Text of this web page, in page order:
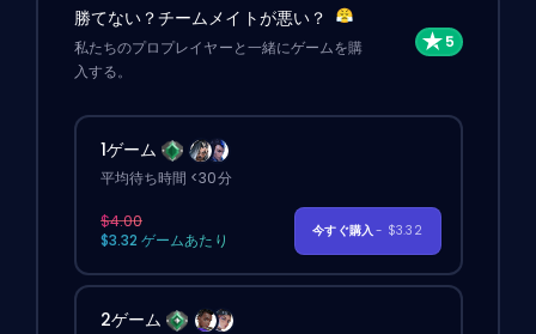
勝てない？チームメイトが悪い？
私たちのプロプレイヤーと一緒にゲームを購
入する。
1ゲーム
平均待ち時間 <30分
$4.00
$3.32 ゲームあたり
今すぐ購入- $3.32
2ゲーム